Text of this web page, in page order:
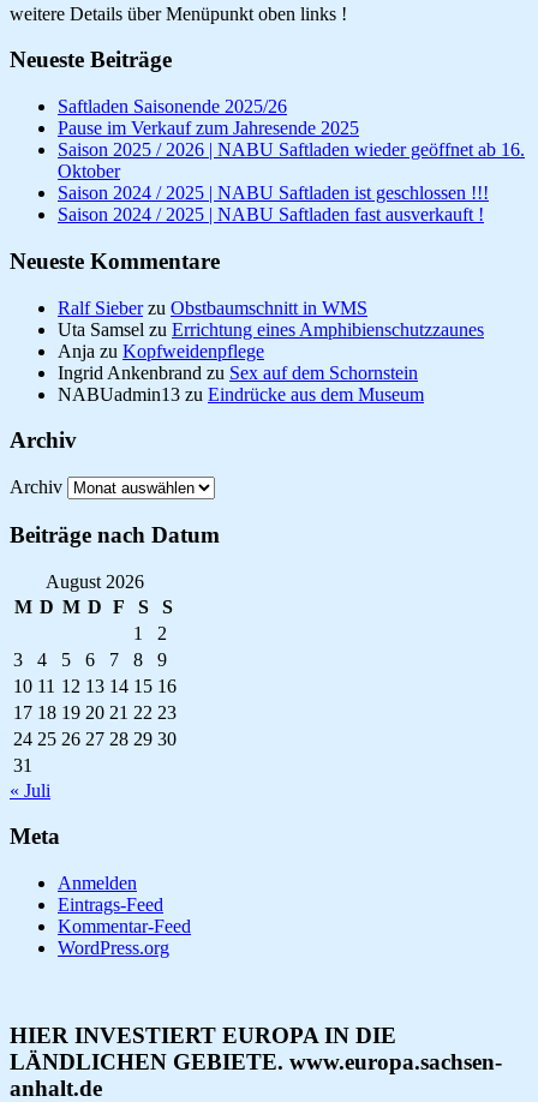
weitere Details über Menüpunkt oben links !
Neueste Beiträge
Saftladen Saisonende 2025/26
Pause im Verkauf zum Jahresende 2025
Saison 2025 / 2026 | NABU Saftladen wieder geöffnet ab 16.
Oktober
Saison 2024 / 2025 | NABU Saftladen ist geschlossen !!!
Saison 2024 / 2025 | NABU Saftladen fast ausverkauft !
Neueste Kommentare
Ralf Sieberzu Obstbaumschnitt in WMS
Uta Samsel zu Errichtung eines Amphibienschutzzaunes
Anja zu Kopfweidenpflege
Ingrid Ankenbrand zu Sex auf dem Schornstein
NABUadmin13 zu Eindrücke aus dem Museum
Archiv
Archiv
Beiträge nach Datum
August 2026
M D M D F S
S
1
2
3
4 5 6 7 8
9
10 11 12 13 14 15 16
17 18 19 20 21 22 23
24 25 26 27 28 29 30
31
« Juli
Meta
Anmelden
Eintrags-Feed
Kommentar-Feed
WordPress.org
HIER INVESTIERT EUROPA IN DIE
LÄNDLICHEN GEBIETE. www.europa.sachsen-
anhalt.de